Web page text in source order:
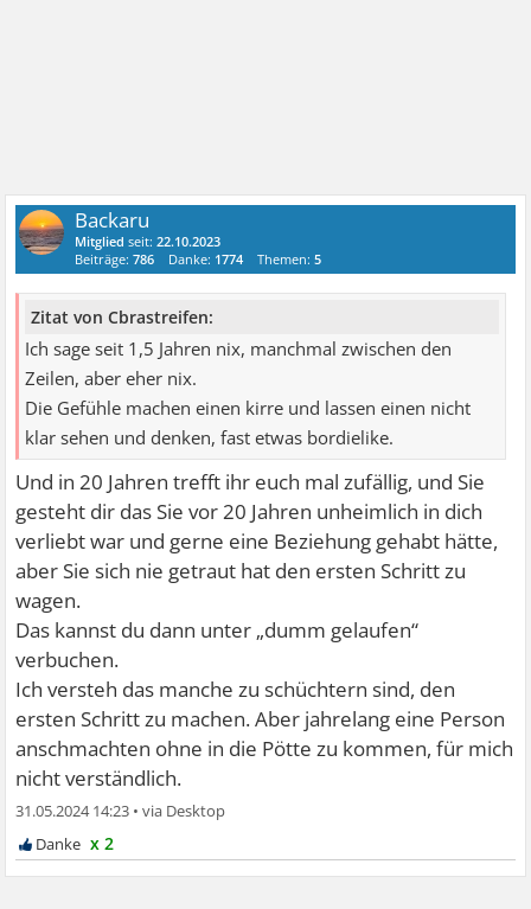
Backaru
Mitglied seit:22.10.2023
Beiträge:786 Danke: 1774 Themen:5
Zitat von Cbrastreifen:
Ich sage seit 1,5 Jahren nix, manchmal zwischen den
Zeilen, aber eher nix.
Die Gefühle machen einen kirre und lassen einen nicht
klar sehen und denken, fast etwas bordielike.
Und in 20 Jahren trefft ihr euch mal zufällig, und Sie
gesteht dir das Sie vor 20 Jahren unheimlich in dich
verliebt war und gerne eine Beziehung gehabt hätte,
aber Sie sich nie getraut hat den ersten Schritt zu
wagen.
Das kannst du dann unter „dumm gelaufen“
verbuchen.
Ich versteh das manche zu schüchtern sind, den
ersten Schritt zu machen. Aber jahrelang eine Person
anschmachten ohne in die Pötte zu kommen, für mich
nicht verständlich.
31.05.2024 14:23 •
x 2